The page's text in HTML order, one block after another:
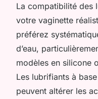
La compatibilité des
votre vaginette
préférez
d’eau,
modèles en silicone
Les lubrifiants à
peuvent altérer les